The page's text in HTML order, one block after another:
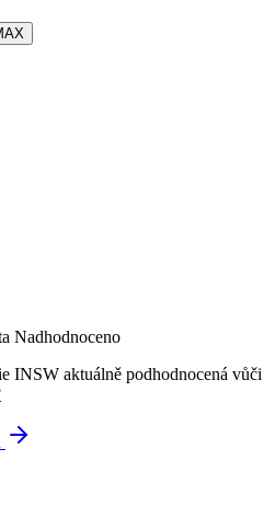
Nadhodnoceno
INSW aktuálně podhodnocená vůči